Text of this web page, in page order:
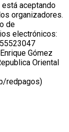
está aceptando
organizadores.
de
electrónicos:
Gómez
Oriental
redpagos)